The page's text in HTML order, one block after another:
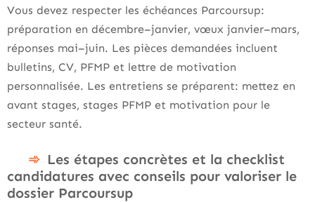
Vous devez respecter les échéances Parcoursup:
préparation en décembre–janvier, vœux janvier–mars,
réponses mai–juin. Les pièces demandées incluent
bulletins, CV, PFMP et lettre de motivation
personnalisée. Les entretiens se préparent: mettez en
avant stages, stages PFMP et motivation pour le
secteur santé.
Les étapes concrètes et la checklist
candidatures avec conseils pour valoriser le
dossier Parcoursup